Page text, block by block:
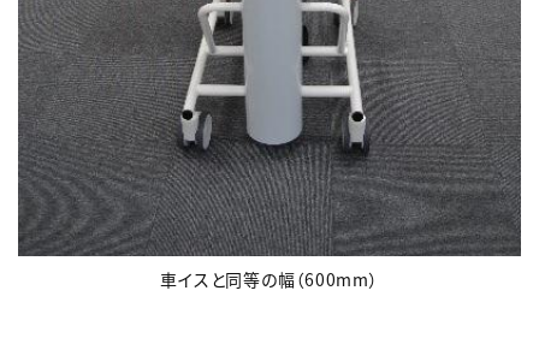
車イスと同等の幅（600mm）